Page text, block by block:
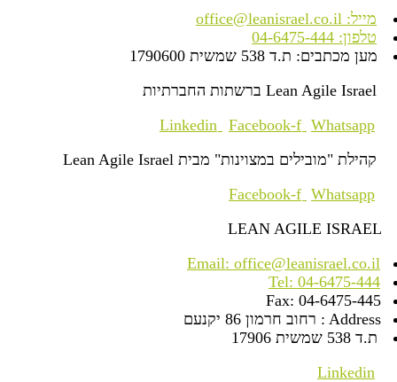
מייל: office@leanisrael.co.il
טלפון: 04-6475-444
מען מכתבים: ת.ד 538 שמשית 1790600
Lean Agile Israel ברשתות החברתיות
Linkedin
Facebook-f Whatsapp
קהילת "מובילים במצוינות" מבית Lean Agile Israel
Facebook-f Whatsapp
LEAN AGILE ISRAEL
Email: office@leanisrael.co.il
Tel: 04-6475-444
Fax: 04-6475-445
Address: רחוב חרמון 86 יקנעם
ת.ד 538 שמשית 17906
Linkedin